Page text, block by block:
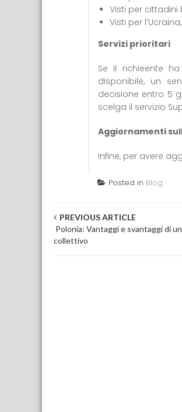
Visti per cittadini
Visti per
Servizi prioritari
Se il richieente
disponibile, un
decisione entro 5
scelga il servizio
Aggiornamenti
Infine, per avere
Posted in Blog
Post navigation
PREVIOUS ARTICLE
Polonia: Vantaggi e svantaggi di
collettivo